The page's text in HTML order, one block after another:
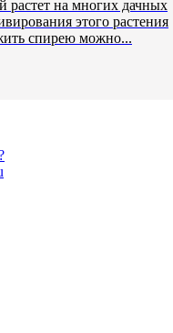
растет на многих дачных
этого растения
спирею можно...